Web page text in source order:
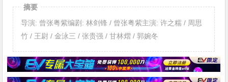
摘要
导演: 曾张粤紫编剧: 林剑锋 / 曾张粤紫主演: 许之糯 / 周思
竹 / 王尉 / 金泳三 / 张贵强 / 甘林熠 / 郭婉冬